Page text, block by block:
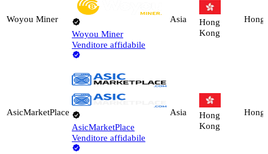
Woyou Miner
Woyou Miner
Venditore affidabile
Asia
Hong
Kong
Hong
AsicMarketPlace
AsicMarketPlace
Venditore affidabile
Asia
Hong
Kong
Hong